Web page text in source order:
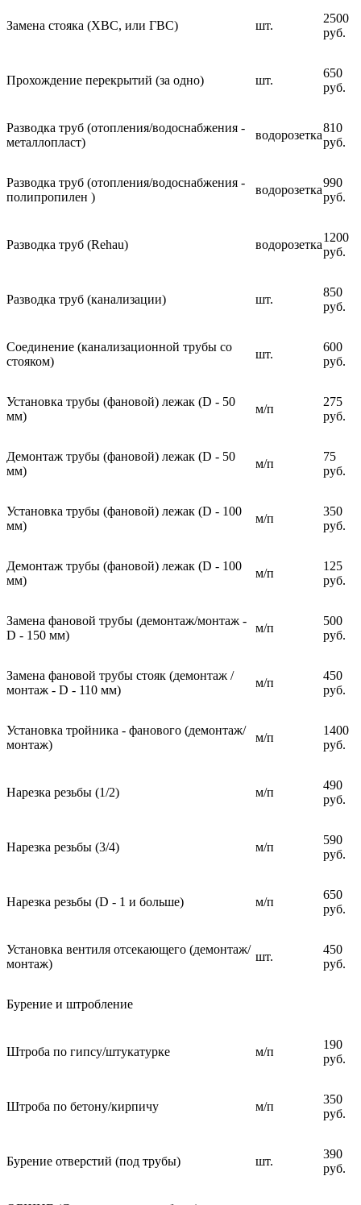
Замена стояка (ХВС, или ГВС) шт.
2500
руб.
Прохождение перекрытий (за одно) шт.
650
руб.
Разводка труб (отопления/водоснабжения -
металлопласт)
водорозетка
810
руб.
Разводка труб (отопления/водоснабжения -
полипропилен )
водорозетка
990
руб.
Разводка труб (Rehau) водорозетка
1200
руб.
Разводка труб (канализации) шт.
850
руб.
Соединение (канализационной трубы со
стояком)
шт.
600
руб.
Установка трубы (фановой) лежак (D - 50
мм)
м/п
275
руб.
Демонтаж трубы (фановой) лежак (D - 50
мм)
м/п
75
руб.
Установка трубы (фановой) лежак (D - 100
мм)
м/п
350
руб.
Демонтаж трубы (фановой) лежак (D - 100
мм)
м/п
125
руб.
Замена фановой трубы (демонтаж/монтаж -
D - 150 мм)
м/п
500
руб.
Замена фановой трубы стояк (демонтаж /
монтаж - D - 110 мм)
м/п
450
руб.
Установка тройника - фанового (демонтаж/
монтаж)
м/п
1400
руб.
Нарезка резьбы (1/2) м/п
490
руб.
Нарезка резьбы (3/4) м/п
590
руб.
Нарезка резьбы (D - 1 и больше) м/п
650
руб.
Установка вентиля отсекающего (демонтаж/
монтаж)
шт.
450
руб.
Бурение и штробление
Штроба по гипсу/штукатурке м/п
190
руб.
Штроба по бетону/кирпичу м/п
350
руб.
Бурение отверстий (под трубы) шт.
390
руб.